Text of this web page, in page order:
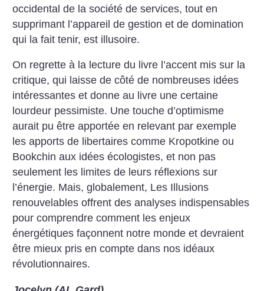
occidental de la société de services, tout en
supprimant l’appareil de gestion et de domination
qui la fait tenir, est illusoire.
On regrette à la lecture du livre l’accent mis sur la
critique, qui laisse de côté de nombreuses idées
intéressantes et donne au livre une certaine
lourdeur pessimiste. Une touche d’optimisme
aurait pu être apportée en relevant par exemple
les apports de libertaires comme Kropotkine ou
Bookchin aux idées écologistes, et non pas
seulement les limites de leurs réflexions sur
l’énergie. Mais, globalement, Les Illusions
renouvelables offrent des analyses indispensables
pour comprendre comment les enjeux
énergétiques façonnent notre monde et devraient
être mieux pris en compte dans nos idéaux
révolutionnaires.